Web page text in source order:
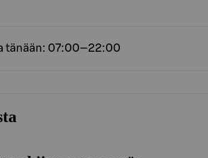
tänään: 07:00—22:00